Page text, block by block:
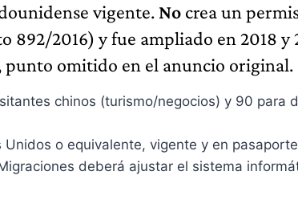
vigente. No crea un
892/2016) y fue ampliado en 2018 y
omitido en el anuncio original.
chinos (turismo/negocios) y 90 para
o equivalente, vigente y en
deberá ajustar el sistema